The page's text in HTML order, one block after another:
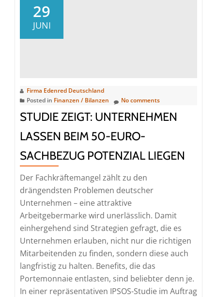
Ticket
Plus®
29
JUNI
Firma Edenred Deutschland
Posted in Finanzen / Bilanzen No comments
STUDIE ZEIGT: UNTERNEHMEN
LASSEN BEIM 50-EURO-
SACHBEZUG POTENZIAL LIEGEN
Der Fachkräftemangel zählt zu den
drängendsten Problemen deutscher
Unternehmen – eine attraktive
Arbeitgebermarke wird unerlässlich. Damit
einhergehend sind Strategien gefragt, die es
Unternehmen erlauben, nicht nur die richtigen
Mitarbeitenden zu finden, sondern diese auch
langfristig zu halten. Benefits, die das
Portemonnaie entlasten, sind beliebter denn je.
In einer repräsentativen IPSOS-Studie im Auftrag